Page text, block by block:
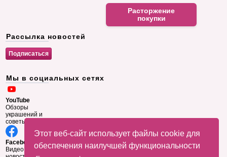
Этот веб-сайт использует файлы cookie для
обеспечения наилучшей функциональности
Расторжение
покупки
Рассылка новостей
Мы в социальных сетях
YouTube
Обзоры
украшений и
советы
Facebook
Видео и